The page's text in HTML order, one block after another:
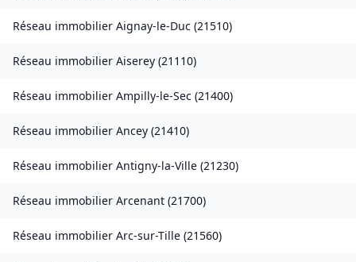
Réseau immobilier Aignay-le-Duc (21510)
Réseau immobilier Aiserey (21110)
Réseau immobilier Ampilly-le-Sec (21400)
Réseau immobilier Ancey (21410)
Réseau immobilier Antigny-la-Ville (21230)
Réseau immobilier Arcenant (21700)
Réseau immobilier Arc-sur-Tille (21560)